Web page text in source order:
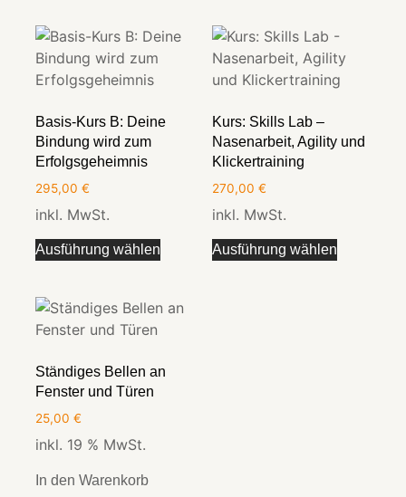
Basis-Kurs B: Deine
Bindung wird zum
Erfolgsgeheimnis
295,00 €
inkl. MwSt.
Ausführung wählen
Kurs: Skills Lab –
Nasenarbeit, Agility und
Klickertraining
270,00 €
inkl. MwSt.
Ausführung wählen
Ständiges Bellen an
Fenster und Türen
25,00 €
inkl. 19 % MwSt.
In den Warenkorb